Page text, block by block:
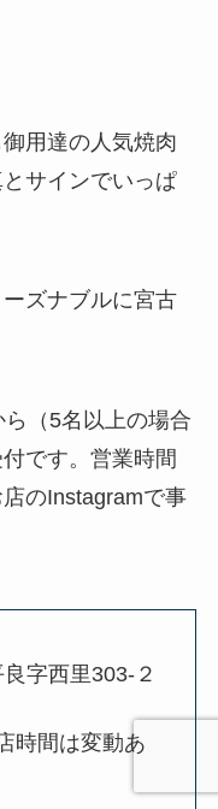
用達の人気焼肉
サインでいっぱ
ズナブルに宮古
（5名以上の場合
です。営業時間
のInstagramで事
字西里303-２
時間は変動あ